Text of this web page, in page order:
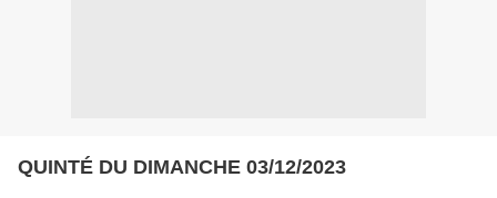
QUINTÉ DU DIMANCHE 03/12/2023